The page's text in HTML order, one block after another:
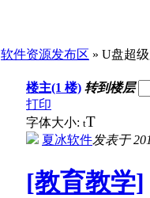
软件资源发布区 » U盘超
楼主(1 楼) 转到楼层
打印
字体大小: tT
夏冰软件发表于
[教育教学]